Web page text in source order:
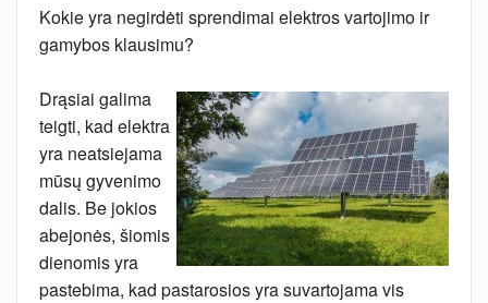
Kokie yra negirdėti sprendimai elektros vartojimo ir
gamybos klausimu?
Drąsiai galima
teigti, kad elektra
yra neatsiejama
mūsų gyvenimo
dalis. Be jokios
abejonės, šiomis
dienomis yra
pastebima, kad pastarosios yra suvartojama vis